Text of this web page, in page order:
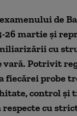
de
26 martie și
cu
vară. Potrivit
fiecărei probe
control și
respecte cu